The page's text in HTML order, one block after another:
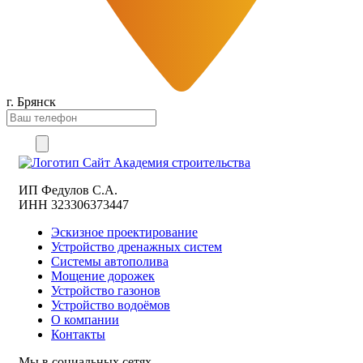
г. Брянск
ИП Федулов С.А.
ИНН 323306373447
Эскизное проектирование
Устройство дренажных систем
Системы автополива
Мощение дорожек
Устройство газонов
Устройство водоёмов
О компании
Контакты